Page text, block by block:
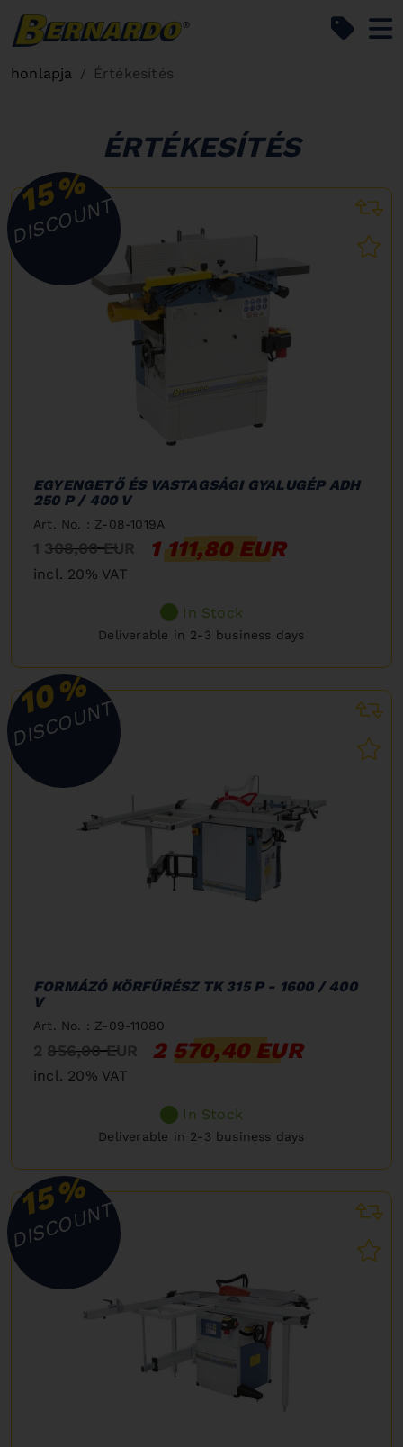
honlapja Értékesítés
ÉRTÉKESÍTÉS
15%
DISCOUNT
EGYENGETŐ ÉS VASTAGSÁGI GYALUGÉP ADH
250 P / 400 V
Art. No. : Z-08-1019A
1 308,00 EUR 1 111,80 EUR
incl. 20% VAT
In Stock
Deliverable in 2-3 business days
10%
DISCOUNT
FORMÁZÓ KÖRFŰRÉSZ TK 315 P - 1600 / 400
V
Art. No. : Z-09-11080
2 856,00 EUR 2 570,40 EUR
incl. 20% VAT
In Stock
Deliverable in 2-3 business days
15%
DISCOUNT